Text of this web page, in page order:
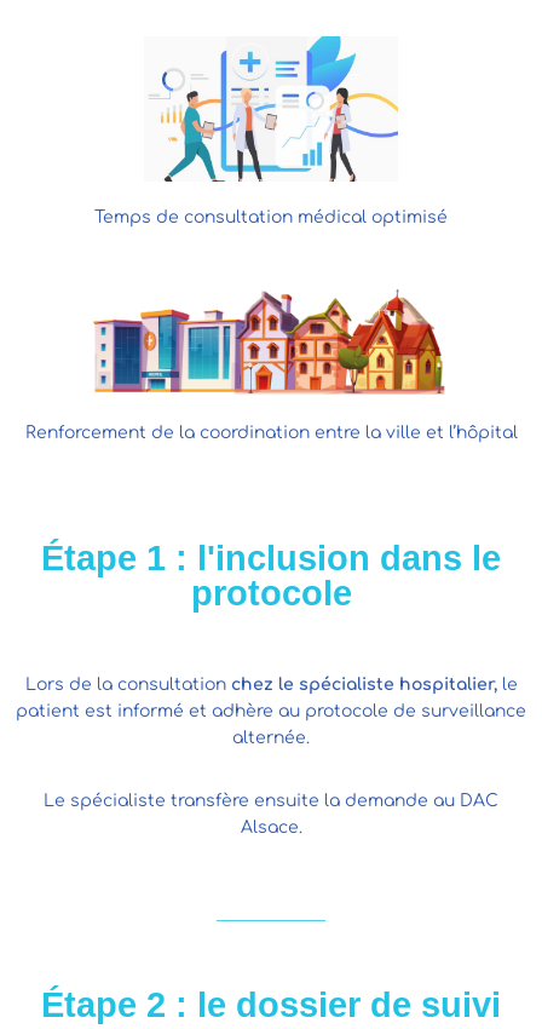
Temps de consultation médical optimisé
Renforcement de la coordination entre la ville et l’hôpital
Étape 1 : l'inclusion dans le
protocole
Lors de la consultationchez le spécialiste hospitalier,le
patient est informé et adhère au protocole de surveillance
alternée.
Le spécialiste transfère ensuite la demande au DAC
Alsace.
Étape 2 : le dossier de suivi